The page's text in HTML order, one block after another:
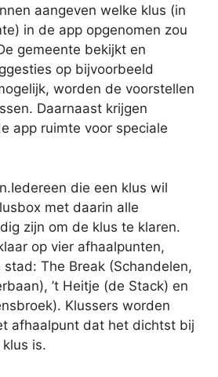
aangeven welke klus (in
in de app opgenomen zou
gemeente bekijkt en
op bijvoorbeeld
worden de voorstellen
Daarnaast krijgen
app ruimte voor speciale
die een klus wil
met daarin alle
zijn om de klus te klaren.
op vier afhaalpunten,
The Break (Schandelen,
’t Heitje (de Stack) en
Klussers worden
afhaalpunt dat het dichtst bij
is.